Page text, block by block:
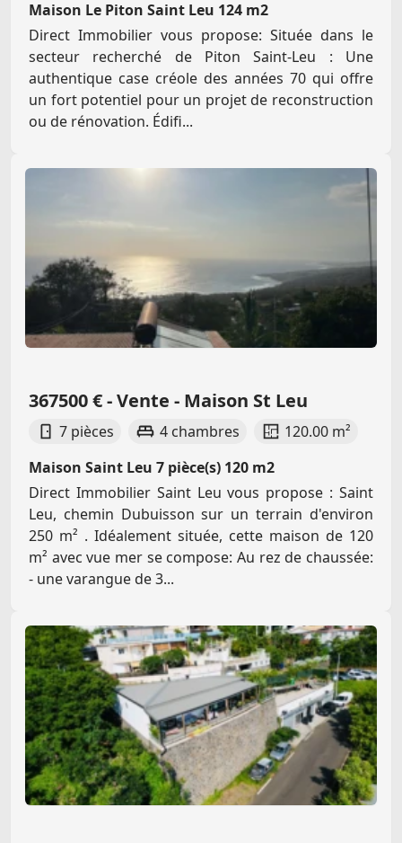
Maison Le Piton Saint Leu 124 m2
Direct Immobilier vous propose: Située dans le
secteur recherché de Piton Saint-Leu : Une
authentique case créole des années 70 qui offre
un fort potentiel pour un projet de reconstruction
ou de rénovation. Édifi...
367500 € - Vente - Maison St Leu
7 pièces 4 chambres
120.00 m²
Maison Saint Leu 7 pièce(s) 120 m2
Direct Immobilier Saint Leu vous propose : Saint
Leu, chemin Dubuisson sur un terrain d'environ
250 m² . Idéalement située, cette maison de 120
m² avec vue mer se compose: Au rez de chaussée:
- une varangue de 3...